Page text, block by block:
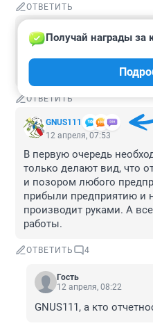
ОТВЕТИТЬ
12 апреля, 07:57
Надо сокращать всех у
ОТВЕТИТЬ
GNUS111
Получай награды за
12 апреля, 07:53
В первую очередь
только делают вид, что
и позором любого
прибыли предприятию и
производит руками. А
работы.
ОТВЕТИТЬ 4
Гость
12 апреля, 08:22
GNUS111, а кто